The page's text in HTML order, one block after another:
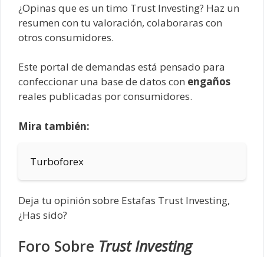
¿Opinas que es un timo Trust Investing? Haz un
resumen con tu valoración, colaboraras con
otros consumidores.
Este portal de demandas está pensado para
confeccionar una base de datos con engaños
reales publicadas por consumidores.
Mira también:
Turboforex
Deja tu opinión sobre Estafas Trust Investing,
¿Has sido?
Foro Sobre Trust Investing